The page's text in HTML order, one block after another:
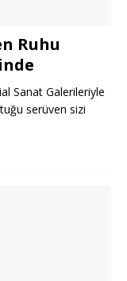
Ruhu
Sanat Galerileriyle
serüven sizi